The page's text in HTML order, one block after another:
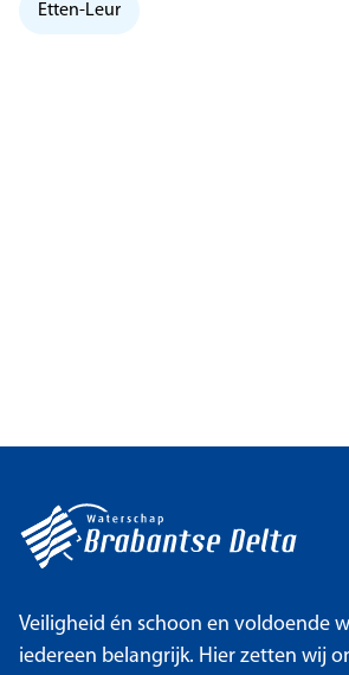
Etten-Leur
Veiligheid én schoon en voldoende
iedereen belangrijk. Hier zetten wij